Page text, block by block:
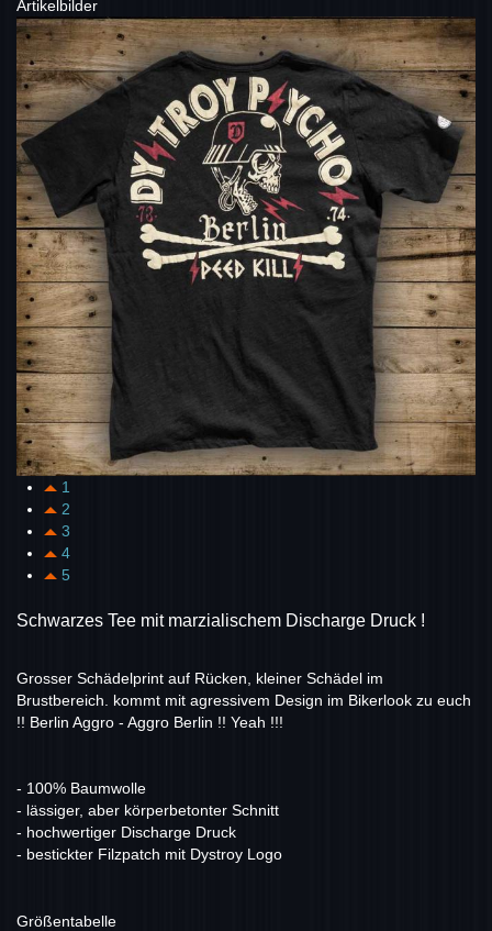
Artikelbilder
1
2
3
4
5
Schwarzes Tee mit marzialischem Discharge Druck !
Grosser Schädelprint auf Rücken, kleiner Schädel im
Brustbereich. kommt mit agressivem Design im Bikerlook zu euch
!! Berlin Aggro - Aggro Berlin !! Yeah !!!
- 100% Baumwolle
- lässiger, aber körperbetonter Schnitt
- hochwertiger Discharge Druck
- bestickter Filzpatch mit Dystroy Logo
Größentabelle